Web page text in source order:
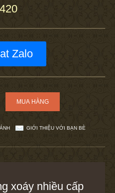
Zalo
GIỚI THIỆU VỚI BẠN BÈ
xoáy nhiều cấp